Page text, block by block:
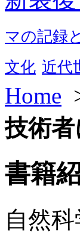
マの記録
文化 近代
Home
技術
書籍
自然科